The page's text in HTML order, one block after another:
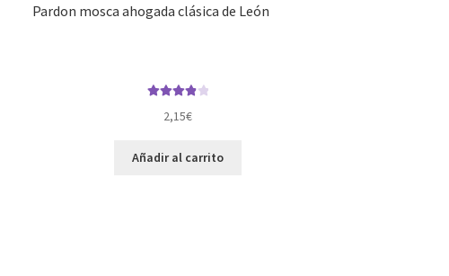
Pardon mosca ahogada clásica de León
con4.00
2,15€
Añadir al carrito